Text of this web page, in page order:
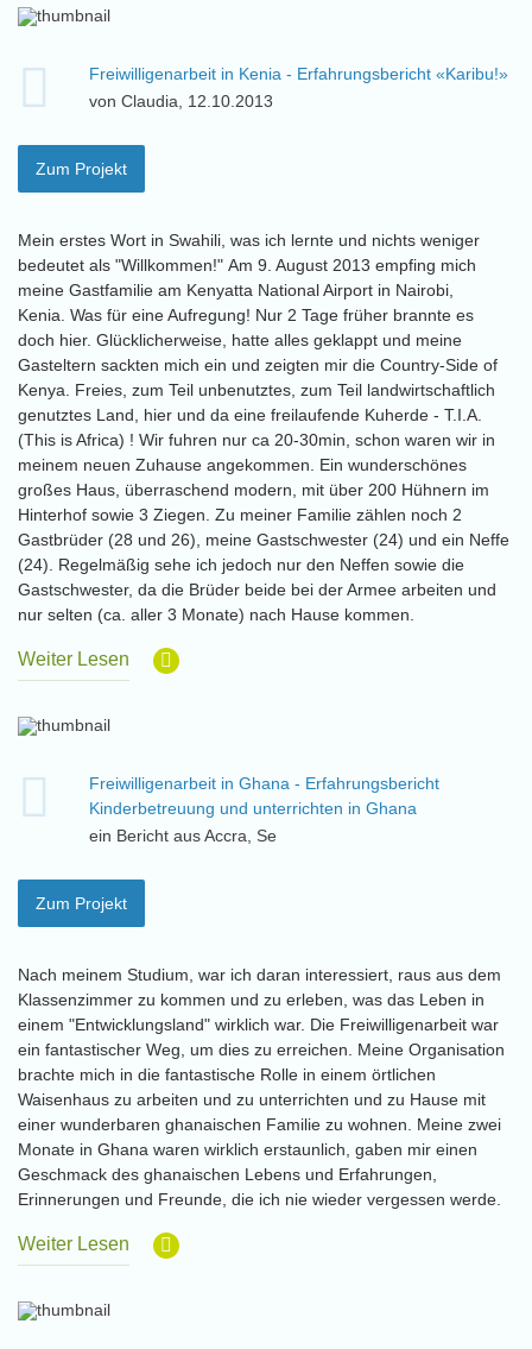
Freiwilligenarbeit in Kenia - Erfahrungsbericht «Karibu!»
von Claudia, 12.10.2013
Zum Projekt
Mein erstes Wort in Swahili, was ich lernte und nichts weniger
bedeutet als "Willkommen!" Am 9. August 2013 empfing mich
meine Gastfamilie am Kenyatta National Airport in Nairobi,
Kenia. Was für eine Aufregung! Nur 2 Tage früher brannte es
doch hier. Glücklicherweise, hatte alles geklappt und meine
Gasteltern sackten mich ein und zeigten mir die Country-Side of
Kenya. Freies, zum Teil unbenutztes, zum Teil landwirtschaftlich
genutztes Land, hier und da eine freilaufende Kuherde - T.I.A.
(This is Africa) ! Wir fuhren nur ca 20-30min, schon waren wir in
meinem neuen Zuhause angekommen. Ein wunderschönes
großes Haus, überraschend modern, mit über 200 Hühnern im
Hinterhof sowie 3 Ziegen. Zu meiner Familie zählen noch 2
Gastbrüder (28 und 26), meine Gastschwester (24) und ein Neffe
(24). Regelmäßig sehe ich jedoch nur den Neffen sowie die
Gastschwester, da die Brüder beide bei der Armee arbeiten und
nur selten (ca. aller 3 Monate) nach Hause kommen.
Weiter Lesen
Freiwilligenarbeit in Ghana - Erfahrungsbericht
Kinderbetreuung und unterrichten in Ghana
ein Bericht aus Accra, Se
Zum Projekt
Nach meinem Studium, war ich daran interessiert, raus aus dem
Klassenzimmer zu kommen und zu erleben, was das Leben in
einem "Entwicklungsland" wirklich war. Die Freiwilligenarbeit war
ein fantastischer Weg, um dies zu erreichen. Meine Organisation
brachte mich in die fantastische Rolle in einem örtlichen
Waisenhaus zu arbeiten und zu unterrichten und zu Hause mit
einer wunderbaren ghanaischen Familie zu wohnen. Meine zwei
Monate in Ghana waren wirklich erstaunlich, gaben mir einen
Geschmack des ghanaischen Lebens und Erfahrungen,
Erinnerungen und Freunde, die ich nie wieder vergessen werde.
Weiter Lesen